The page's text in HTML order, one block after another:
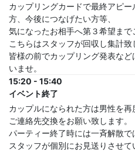
カップリングカードで最終アピ
方、今後につなげたい方等、
気になったお相手へ第３希望まで
こちらはスタッフが回収し集計致
皆様の前でカップリング発表な
いませ。
15:20 - 15:40
イベント終了
カップルになられた方は男性を再
ご連絡先交換をお願い致します。
パーティー終了時には一斉解散で
スタッフが個別にお見送りさせて